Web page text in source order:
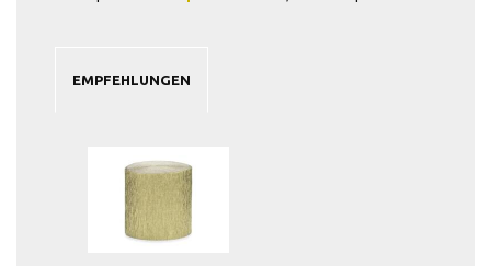
EMPFEHLUNGEN